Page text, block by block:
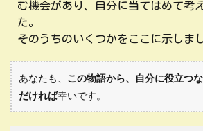
む機会があり、自分に当てはめて考
た。
そのうちのいくつかをここに示しまし
あなたも、 この物語から、自分に役立つ
だければ幸いです。